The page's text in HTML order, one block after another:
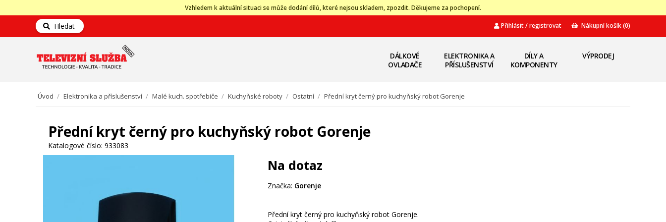
Vzhledem k aktuální situaci se může dodání dílů, které nejsou skladem, zpozdit. Děkujeme za pochopení.
Hledat Přihlásit / registrovat Nákupní košík(0)
DÁLKOVÉ
OVLADAČE
ELEKTRONIKA A
PŘÍSLUŠENSTVÍ
DÍLY A
KOMPONENTY
VÝPRODEJ
Úvod / Elektronika a příslušenství / Malé kuch. spotřebiče / Kuchyňské roboty / Ostatní / Přední kryt černý pro kuchyňský robot Gorenje
Přední kryt černý pro kuchyňský robot Gorenje
Katalogové číslo: 933083
Na dotaz
Značka: Gorenje
Přední kryt černý pro kuchyňský robot Gorenje.